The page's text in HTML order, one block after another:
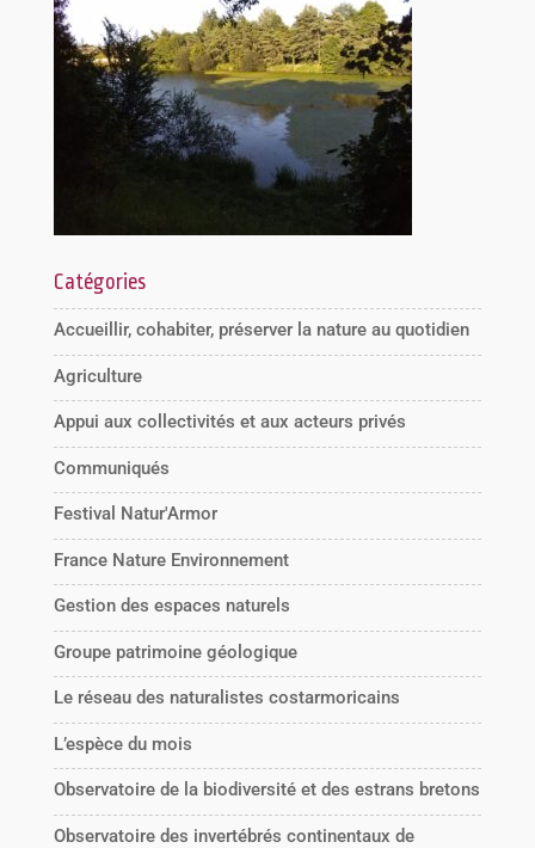
Catégories
Accueillir, cohabiter, préserver la nature au quotidien
Agriculture
Appui aux collectivités et aux acteurs privés
Communiqués
Festival Natur'Armor
France Nature Environnement
Gestion des espaces naturels
Groupe patrimoine géologique
Le réseau des naturalistes costarmoricains
L’espèce du mois
Observatoire de la biodiversité et des estrans bretons
Observatoire des invertébrés continentaux de